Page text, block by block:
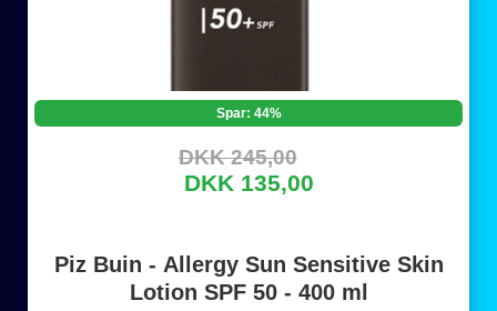
Spar: 44%
DKK 245,00
DKK 135,00
Piz Buin - Allergy Sun Sensitive Skin
Lotion SPF 50 - 400 ml